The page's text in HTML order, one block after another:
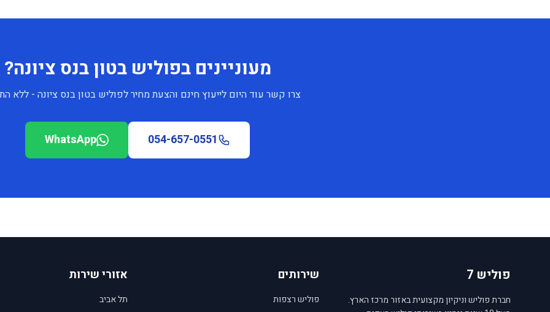
מעוניינים בפוליש בטון בנס ציונה?
צרו קשר עוד היום לייעוץ חינם והצעת מחיר לפוליש בטון בנס ציונה - ללא
054-657-0551
WhatsApp
פוליש 7
חברת פוליש וניקיון מקצועית באזור מרכז הארץ.
שירותים
פוליש רצפות
אזורי שירות
תל אביב